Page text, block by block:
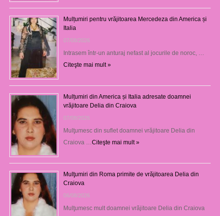
Mulțumiri pentru vrăjitoarea Mercedeza din America și
Italia
07/08/2026
Intrasem într-un anturaj nefast al jocurile de noroc, …
Citeşte mai mult »
Mulțumiri din America și Italia adresate doamnei
vrăjitoare Delia din Craiova
07/08/2026
Mulţumesc din suflet doamnei vrăjitoare Delia din
Craiova … Citeşte mai mult »
Mulţumiri din Roma primite de vrăjitoarea Delia din
Craiova
06/08/2026
Mulţumesc mult doamnei vrăjitoare Delia din Craiova